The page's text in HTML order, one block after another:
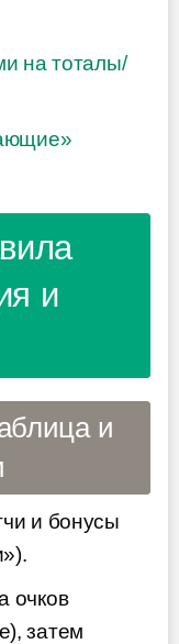
на тоталы/
и
и
и бонусы
очков
затем